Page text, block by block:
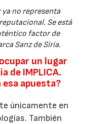
ya no representa
Se está
factor de
Sanz de Siria.
un lugar
de IMPLICA.
apuesta?
únicamente en
También